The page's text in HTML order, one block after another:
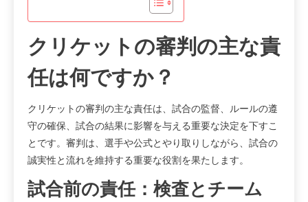
クリケットの審判の主な責
任は何ですか？
クリケットの審判の主な責任は、試合の監督、ルールの遵
守の確保、試合の結果に影響を与える重要な決定を下すこ
とです。審判は、選手や公式とやり取りしながら、試合の
誠実性と流れを維持する重要な役割を果たします。
試合前の責任：検査とチーム